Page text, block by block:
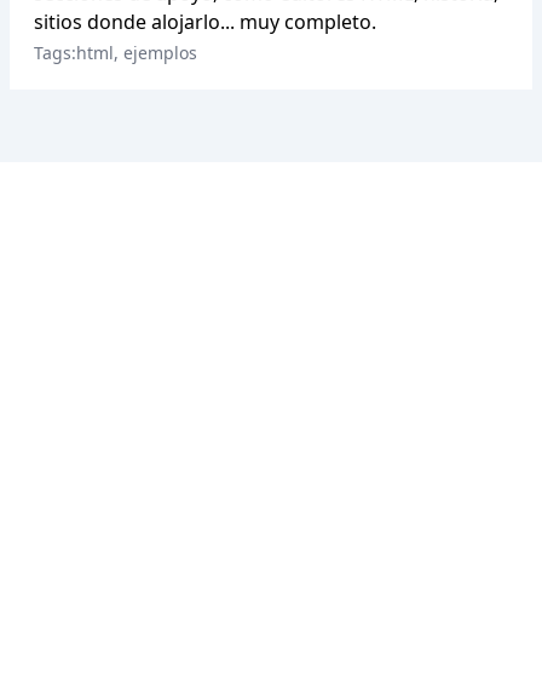
sitios donde alojarlo... muy completo.
Tags:html, ejemplos